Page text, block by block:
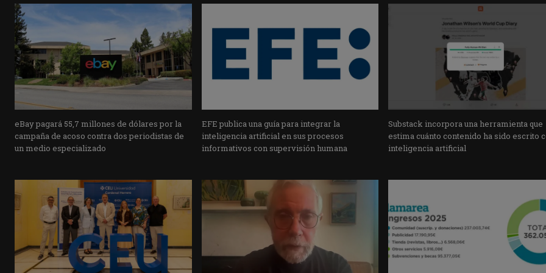
eBay pagará 55,7 millones de dólares por la
campaña de acoso contra dos periodistas de
un medio especializado
EFE publica una guía para integrar la
inteligencia artificial en sus procesos
informativos con supervisión humana
Substack incorpora una herramienta que
estima cuánto contenido ha sido escrito
inteligencia artificial